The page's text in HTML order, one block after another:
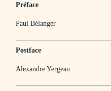
Préface
Paul Bélanger
Postface
Alexandre Yergeau